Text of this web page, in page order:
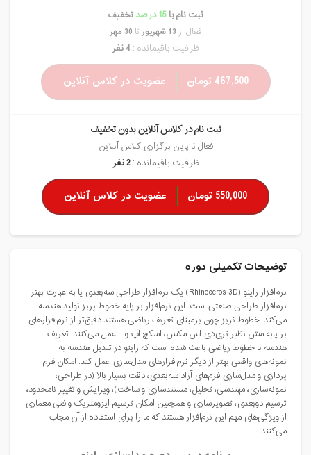
درباره ما
ثبت نام با15 درصد تخفیف
فعال از13 شهریور تا 30 مهر
ظرفیت باقیمانده : 4 نفر
467,500 تومان عضویت در کلاس آنلاین
ثبت نام در کلاس آنلاین بدون تخفیف
فعال تا پایان برگزاری کلاس آنلاین
ظرفیت باقیمانده :2 نفر
550,000 تومان عضویت در کلاس آنلاین
توضیحات تکمیلی دوره
نرم‌افزار راینو (Rhinoceros 3D) یک نرم‌افزار طراحی سه‌بعدی یا به عبارت بهتر
نرم‌افزار طراحی صنعتی است. این نرم‌افزار بر پایه خطوط نِربز تولید هندسه
می‌کند. خطوط نربز چون برمبنای تعریف ریاضی هستند دقیق‌تر از نرم‌افزارهای
بر پایه مش نظیر تری‌دی اس مکس، اسکچ آپ و... عمل می‌کنند. تعریف
هندسه با خطوط ریاضی باعث شده است که راینو در تبدیل هندسه به
نمونه‌های واقعی بهتر از دیگر نرم‌افزارهای مدل‌سازی عمل کند. امکان فرم‌
پردازی و مدل‌سازی فرم‌های آزاد سه‌بعدی، دقت بسیار بالا (در طراحی،
نمونه‌سازی، مهندسی، تحلیل، مستندسازی و ساخت)، ویرایش و تغییر نامحدود،
ترسیم دوبعدی، تصویرسازی و همچنین امکان ترسیم‌ ایزومتریک و فنی معماری
از ویژگی‌های مهم این نرم‌افزار هستند که ما را برای استفاده از آن مجاب
می‌کنند.